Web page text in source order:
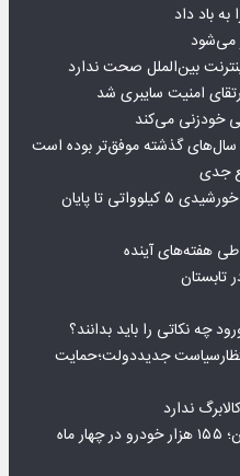
به باد داد
می‌شود
امنیت سایبری شد
خودزنی می‌کند
گذشته موفق‌تر بوده است
جدی
تجهیز ۱۲ هزار مدرسه به نیروگاه‌های خورشیدی ۵ کیلوواتی تا پایان
هفته‌های آینده
چه نکاتی را باید بدانند؟
جدیددولت؛حمایت
ندارد
افت ۳۴ درصدی فروش خودروسازان؛ ۱۵۵ هزار خودرو در چهار ماه